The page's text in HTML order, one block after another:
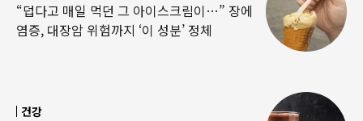
“덥다고 매일 먹던 그 아이스크림이…” 장에
염증, 대장암 위험까지 ‘이 성분’ 정체
건강